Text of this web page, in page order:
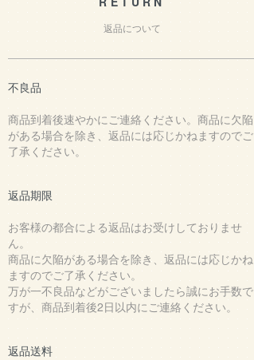
返品について
不良品
商品到着後速やかにご連絡ください。商品に欠陥
がある場合を除き、返品には応じかねますのでご
了承ください。
返品期限
お客様の都合による返品はお受けしておりませ
ん。
商品に欠陥がある場合を除き、返品には応じかね
ますのでご了承ください。
万が一不良品などがございましたら誠にお手数で
すが、商品到着後2日以内にご連絡ください。
返品送料